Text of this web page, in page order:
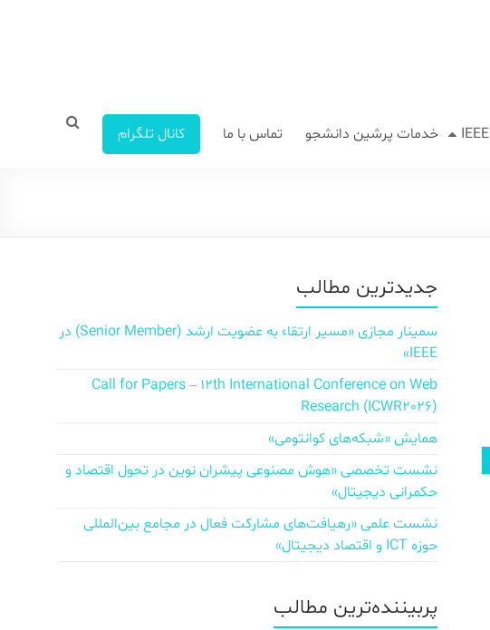
IEEE خدمات پرشین دانشجو تماس با ما کانال تلگرام
جدیدترین مطالب
سمینار مجازی «مسیر ارتقاء به عضویت ارشد (Senior Member) در
IEEE»
Call for Papers – 12th International Conference on Web
Research (ICWR2026)
همایش «شبکه‌های کوانتومی»
نشست تخصصی «هوش مصنوعی پیشران نوین در تحول اقتصاد و
حکمرانی دیجیتال»
نشست علمی «رهیافت‌های مشارکت فعال در مجامع بین‌المللی
حوزه ICT و اقتصاد دیجیتال»
پربیننده‌ترین مطالب